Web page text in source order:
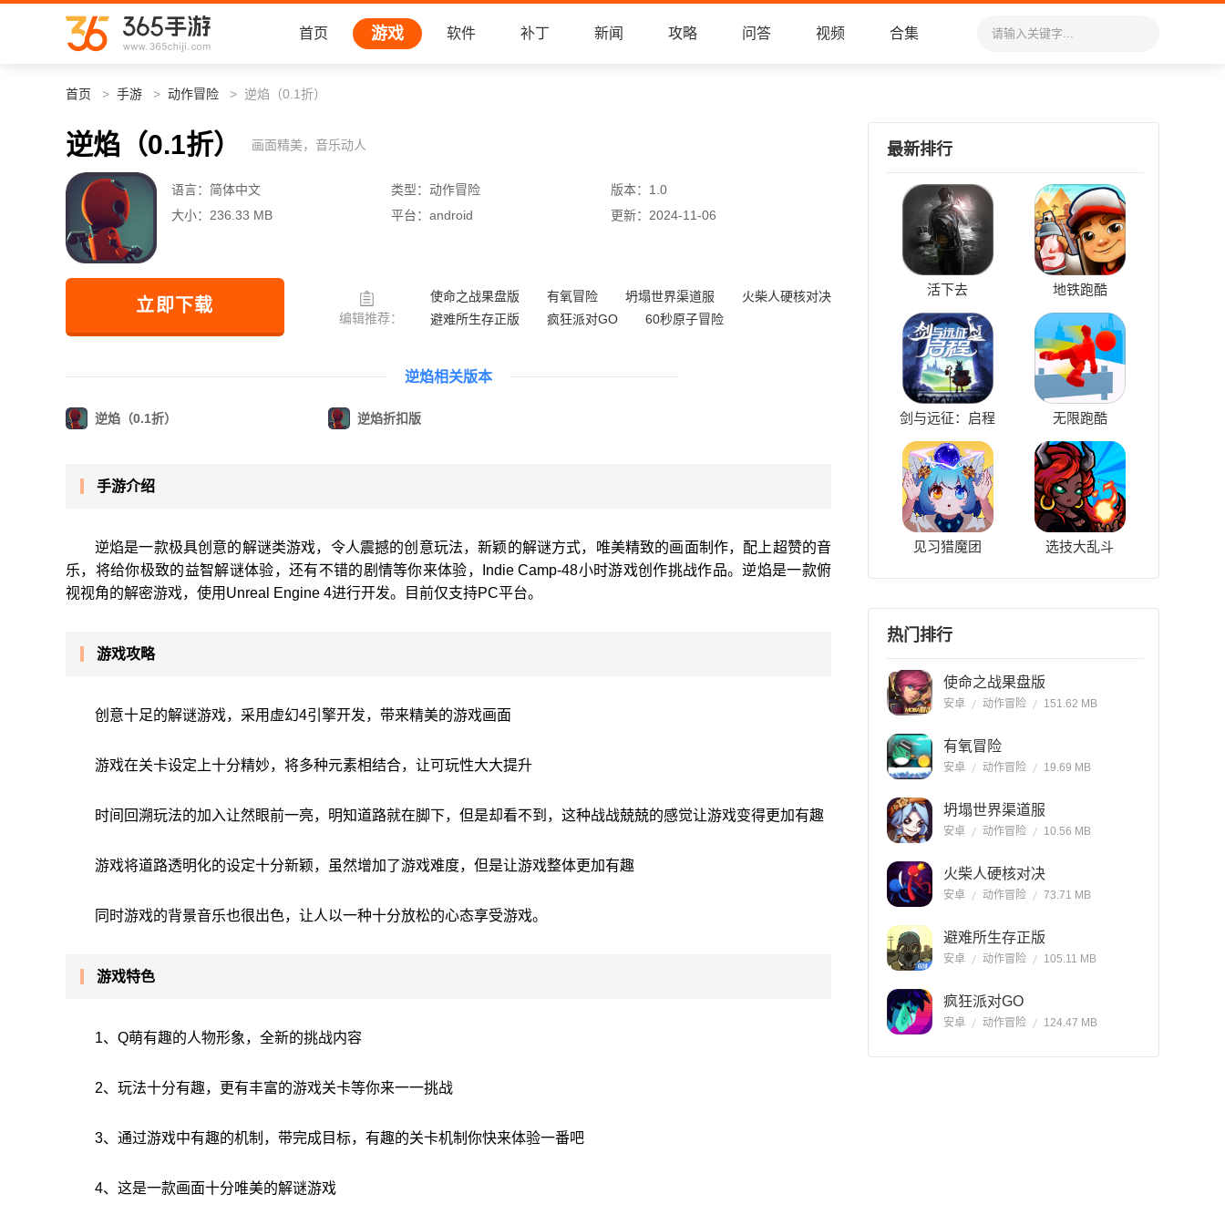
首页 游戏 软件 补丁 新闻 攻略 问答 视频 合集
首页 手游 动作冒险 逆焰（0.1折）
逆焰（0.1折） 画面精美，音乐动人
语言： 简体中文 类型： 动作冒险 版本： 1.0
大小： 236.33 MB 平台： android 更新： 2024-11-06
立即下载
编辑推荐：
使命之战果盘版 有氧冒险 坍塌世界渠道服
火柴人硬核对决
避难所生存正版
疯狂派对GO
60秒原子冒险
逆焰相关版本
逆焰（0.1折） 逆焰折扣版
手游介绍
逆焰是一款极具创意的解谜类游戏，令人震撼的创意玩法，新颖的解谜方式，唯美精致的画面制作，配上超赞的音
乐，将给你极致的益智解谜体验，还有不错的剧情等你来体验，Indie Camp-48小时游戏创作挑战作品。逆焰是一款俯
视视角的解密游戏，使用Unreal Engine 4进行开发。目前仅支持PC平台。
游戏攻略
创意十足的解谜游戏，采用虚幻4引擎开发，带来精美的游戏画面
游戏在关卡设定上十分精妙，将多种元素相结合，让可玩性大大提升
时间回溯玩法的加入让然眼前一亮，明知道路就在脚下，但是却看不到，这种战战兢兢的感觉让游戏变得更加有趣
游戏将道路透明化的设定十分新颖，虽然增加了游戏难度，但是让游戏整体更加有趣
同时游戏的背景音乐也很出色，让人以一种十分放松的心态享受游戏。
游戏特色
1、Q萌有趣的人物形象，全新的挑战内容
2、玩法十分有趣，更有丰富的游戏关卡等你来一一挑战
3、通过游戏中有趣的机制，带完成目标，有趣的关卡机制你快来体验一番吧
4、这是一款画面十分唯美的解谜游戏
最新排行
活下去 地铁跑酷
剑与远征：启程 无限跑酷
见习猎魔团 选技大乱斗
热门排行
使命之战果盘版
安卓 动作冒险 151.62 MB
有氧冒险
安卓 动作冒险 19.69 MB
坍塌世界渠道服
安卓 动作冒险 10.56 MB
火柴人硬核对决
安卓 动作冒险 73.71 MB
避难所生存正版
安卓 动作冒险 105.11 MB
疯狂派对GO
安卓 动作冒险 124.47 MB